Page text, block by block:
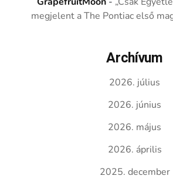
megjelent a The Pontiac első
Archívum
2026. július
2026. június
2026. május
2026. április
2025. december